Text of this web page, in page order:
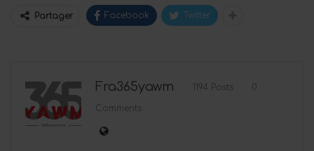
Partager Facebook Twitter
Fra365yawm 1194 Posts 0
Comments